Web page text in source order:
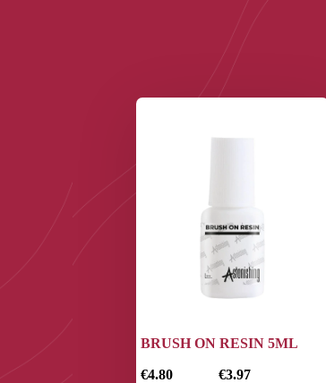
BRUSH ON RESIN 5ML
€4.80
€3.97